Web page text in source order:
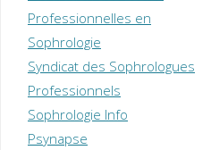
Professionnelles en
Sophrologie
Syndicat des Sophrologues
Professionnels
Sophrologie Info
Psynapse